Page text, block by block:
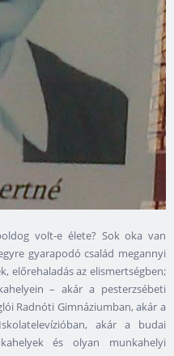
volt-e élete? Sok oka van
gyarapodó család megannyi
előrehaladás az elismertségben;
– akár a pesterzsébeti
Radnóti Gimnáziumban, akár a
akár a budai
és olyan munkahelyi